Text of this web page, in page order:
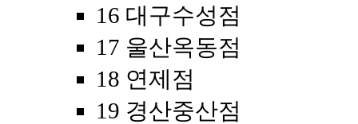
16 대구수성점
17 울산옥동점
18 연제점
19 경산중산점